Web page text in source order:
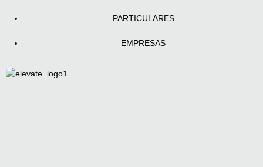
PARTICULARES
EMPRESAS